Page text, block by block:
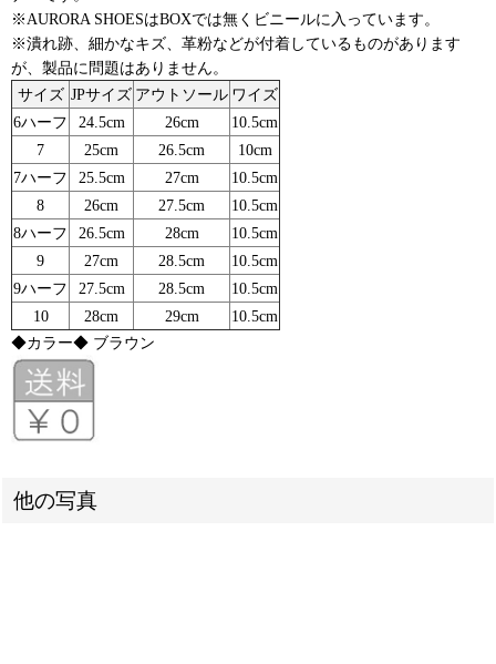
※AURORA SHOESはBOXでは無くビニールに入っています。
※潰れ跡、細かなキズ、革粉などが付着しているものがあります
が、製品に問題はありません。
サイズ JPサイズ アウトソール ワイズ
6ハーフ
24.5cm 26cm
10.5cm
7
25cm 26.5cm
10cm
7ハーフ
25.5cm 27cm
10.5cm
8
26cm 27.5cm
10.5cm
8ハーフ
26.5cm 28cm
10.5cm
9
27cm 28.5cm
10.5cm
9ハーフ
27.5cm 28.5cm
10.5cm
10
28cm 29cm
10.5cm
◆カラー◆ ブラウン
他の写真